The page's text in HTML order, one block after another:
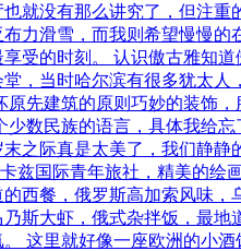
就没有那么讲究了，但注重
力滑雪，而我则希望慢慢
受的时刻。 认识傲古雅知
，当时哈尔滨有很多犹太
先建筑的原则巧妙的装饰
数民族的语言，具体我给
之际真是太美了，我们静
国际青年旅社，精美的绘
西餐，俄罗斯高加索风味
斯大虾，俄式杂拌饭，最
这里就好像一座欧洲的小